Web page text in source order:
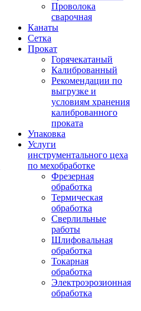
Проволока
сварочная
Канаты
Сетка
Прокат
Горячекатаный
Калиброванный
Рекомендации по
выгрузке и
условиям хранения
калиброванного
проката
Упаковка
Услуги
инструментального цеха
по мехобработке
Фрезерная
обработка
Термическая
обработка
Сверлильные
работы
Шлифовальная
обработка
Токарная
обработка
Электроэрозионная
обработка